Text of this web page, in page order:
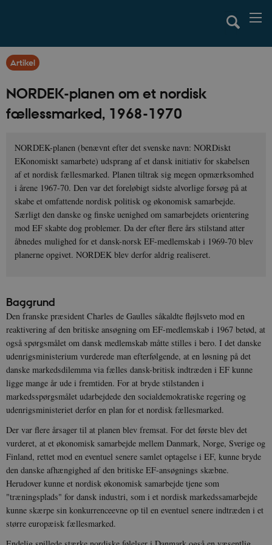
Artikel
NORDEK-planen om et nordisk
fællessmarked, 1968-1970
NORDEK-planen (benævnt efter det svenske navn: NORDiskt
EKonomiskt samarbete) udsprang af et dansk initiativ for skabelsen
af et nordisk fællesmarked. Planen tiltrak sig megen opmærksomhed
i årene 1967-70. Den var det foreløbigt sidste alvorlige forsøg på at
skabe et omfattende nordisk politisk og økonomisk samarbejde.
Særligt den danske og finske uenighed om samarbejdets orientering
mod EF skabte dog problemer. Da der efter flere års stilstand atter
åbnedes mulighed for et dansk-norsk EF-medlemskab i 1969-70 blev
planerne opgivet. NORDEK blev derfor aldrig realiseret.
Baggrund
Den franske præsident Charles de Gaulles såkaldte fløjlsveto mod en
reaktivering af den britiske ansøgning om EF-medlemskab i 1967 betød, at
også spørgsmålet om dansk medlemskab måtte stilles i bero. I det danske
udenrigsministerium vurderede man efterfølgende, at en løsning på det
danske markedsdilemma via fælles dansk-britisk indtræden i EF kunne
ligge mange år ude i fremtiden. For at bryde stilstanden i
markedsspørgsmålet udarbejdede den socialdemokratiske regering og
udenrigsministeriet derfor en plan for et nordisk fællesmarked.
Der var flere årsager til at planen blev fremsat. For det første blev det
vurderet, at et økonomisk samarbejde mellem Danmark, Norge, Sverige og
Finland, rettet mod en eventuel senere samlet optagelse i EF, kunne bryde
den danske afhængighed af den britiske EF-ansøgnings skæbne.
Herudover kunne et nordisk økonomisk samarbejde tjene som
"træningsplads" for dansk industri, som i et nordisk markedssamarbejde
kunne skærpe sin konkurrenceevne op til en eventuel senere indtræden i et
større europæisk fællesmarked.